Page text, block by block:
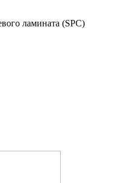
ламината (SPC)